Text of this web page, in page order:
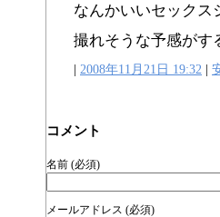
なんかいいセックス
撮れそうな予感がす
2008年11月21日 19:32
コメント
名前 (必須)
メールアドレス (必須)